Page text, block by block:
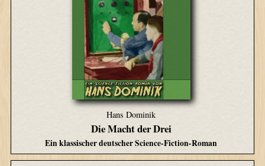
Hans Dominik
Die Macht der Drei
Ein klassischer deutscher Science-Fiction-Roman